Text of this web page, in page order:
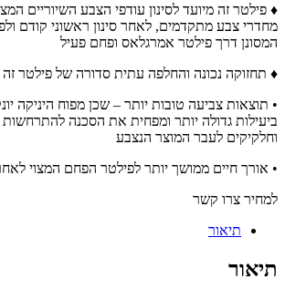
♦ פילטר זה מיועד לסינון עודפי הצבע השיוריים
מחדרי צבע מתקדמים, לאחר סינון ראשוני קודם
המסונן דרך פילטר אמרגלאס ופחם פעיל
♦ תחזוקה נכונה והחלפה עתית סדורה של פילטר
• תוצאות צביעה טובות יותר – שכן מפוח היניקה
ביעילות גדולה יותר ומפחית את הסכנה
וחלקיקים לעבר המוצר הנצבע
• אורך חיים ממושך יותר לפילטר הפחם המצוי
למחיר צרו קשר
תיאור
תיאור